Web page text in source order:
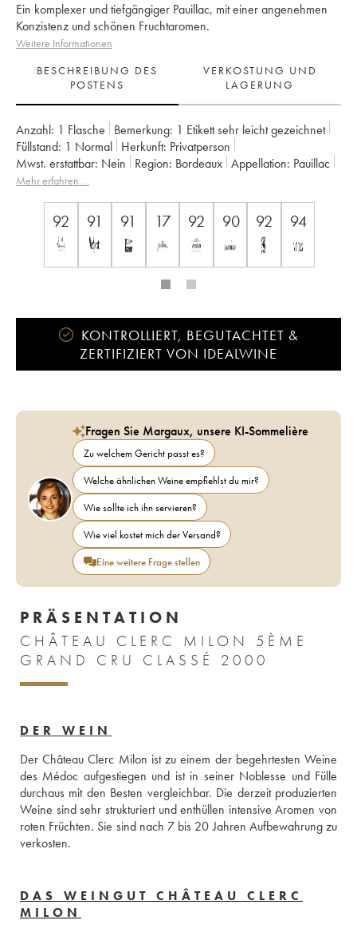
Ein komplexer und tiefgängiger Pauillac, mit einer angenehmen
Konzistenz und schönen Fruchtaromen.
Weitere Informationen
BESCHREIBUNG DES
POSTENS
VERKOSTUNG UND
LAGERUNG
Anzahl: 1 Flasche Bemerkung: 1 Etikett sehr leicht gezeichnet
Füllstand: 1 Normal Herkunft:
privatperson
Mwst. erstattbar:
nein Region: Bordeaux Appellation: Pauillac
Klassifizierung:
Mehr erfahren …
92 91 91 17 92 90 92 94
KONTROLLIERT, BEGUTACHTET &
ZERTIFIZIERT VON IDEALWINE
Fragen Sie Margaux, unsere KI-Sommelière
Zu welchem Gericht passt es?
Welche ähnlichen Weine empfiehlst du mir?
Wie sollte ich ihn servieren?
Wie viel kostet mich der Versand?
Eine weitere Frage stellen
PRÄSENTATION
CHÂTEAU CLERC MILON 5ÈME
GRAND CRU CLASSÉ 2000
DER WEIN
Der Château Clerc Milon ist zu einem der begehrtesten Weine
des Médoc aufgestiegen und ist in seiner Noblesse und Fülle
durchaus mit den Besten vergleichbar. Die derzeit produzierten
Weine sind sehr strukturiert und enthüllen intensive Aromen von
roten Früchten. Sie sind nach 7 bis 20 Jahren Aufbewahrung zu
verkosten.
DAS WEINGUT CHÂTEAU CLERC
MILON